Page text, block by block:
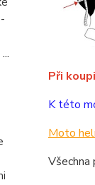
Při
K této
Moto
Všechna